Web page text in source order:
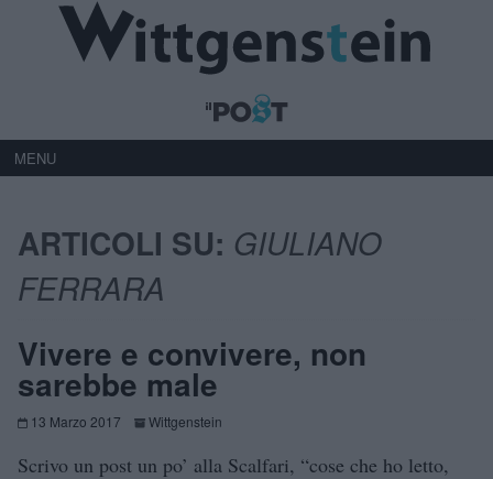
MENU
ARTICOLI SU: GIULIANO
FERRARA
Vivere e convivere, non
sarebbe male
13 Marzo 2017 Wittgenstein
Scrivo un post un po’ alla Scalfari, “cose che ho letto,